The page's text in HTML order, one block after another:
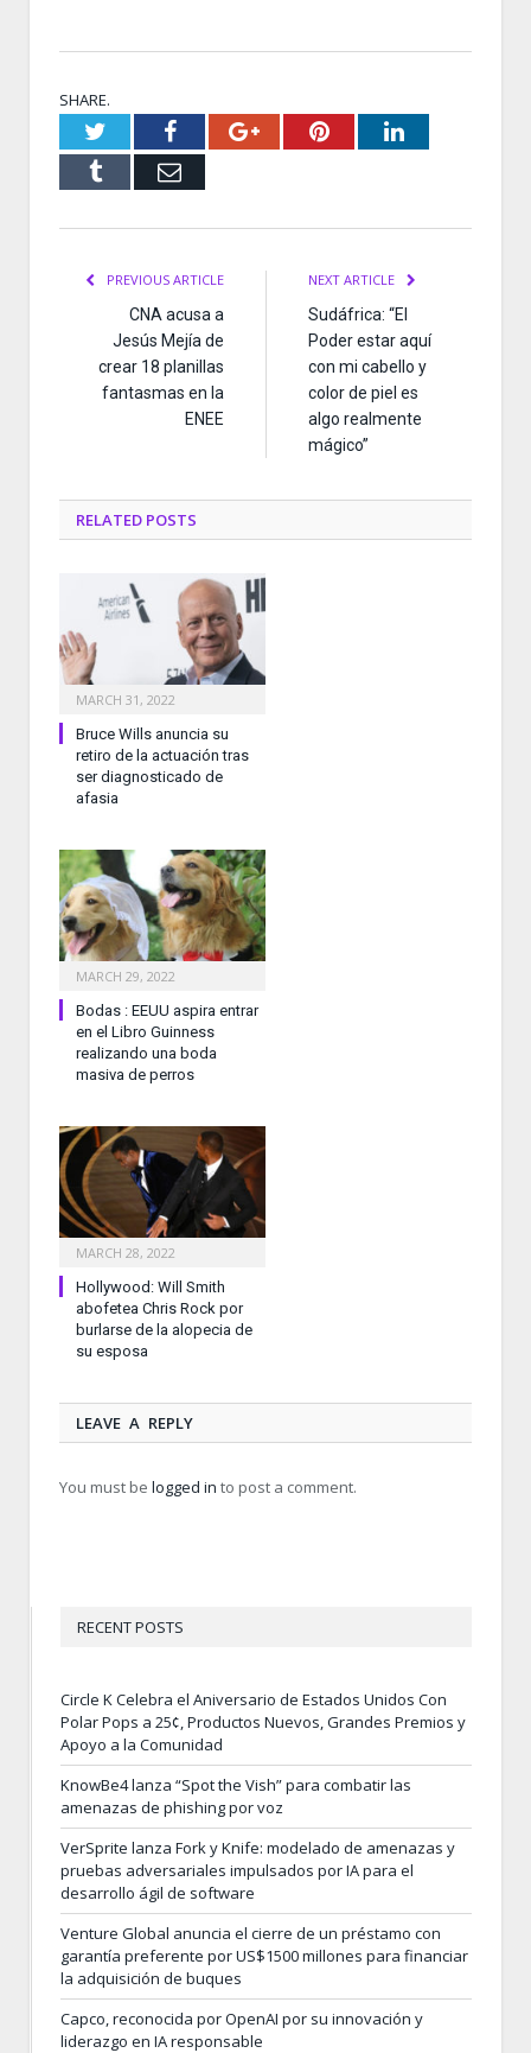
SHARE.
TwitterFacebookGoogle+PinterestLinkedIn
Tumblr Email
PREVIOUS ARTICLE
CNA acusa a
Jesús Mejía de
crear 18 planillas
fantasmas en la
ENEE
NEXT ARTICLE
Sudáfrica: “El
Poder estar aquí
con mi cabello y
color de piel es
algo realmente
mágico”
RELATED POSTS
MARCH 31, 2022
Bruce Wills anuncia su
retiro de la actuación tras
ser diagnosticado de
afasia
MARCH 29, 2022
Bodas : EEUU aspira entrar
en el Libro Guinness
realizando una boda
masiva de perros
MARCH 28, 2022
Hollywood: Will Smith
abofetea Chris Rock por
burlarse de la alopecia de
su esposa
LEAVE A REPLY
You must be logged in to post a comment.
RECENT POSTS
Circle K Celebra el Aniversario de Estados Unidos Con
Polar Pops a 25¢, Productos Nuevos, Grandes Premios y
Apoyo a la Comunidad
KnowBe4 lanza “Spot the Vish” para combatir las
amenazas de phishing por voz
VerSprite lanza Fork y Knife: modelado de amenazas y
pruebas adversariales impulsados por IA para el
desarrollo ágil de software
Venture Global anuncia el cierre de un préstamo con
garantía preferente por US$1500 millones para financiar
la adquisición de buques
Capco, reconocida por OpenAI por su innovación y
liderazgo en IA responsable